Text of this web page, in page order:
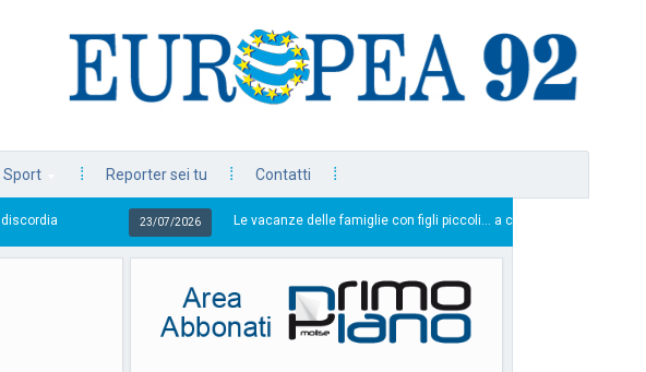
Sport Reporter sei tu Contatti
23/07/2026 Le vacanze delle famiglie con figli piccoli… a casa, l’altra faccia della povertà